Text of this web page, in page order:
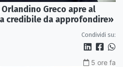
Greco apre al
credibile da approfondire»
Condividi su:
5 ore fa